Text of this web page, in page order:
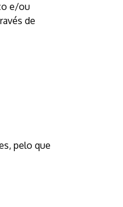
e/ou
de
pelo que